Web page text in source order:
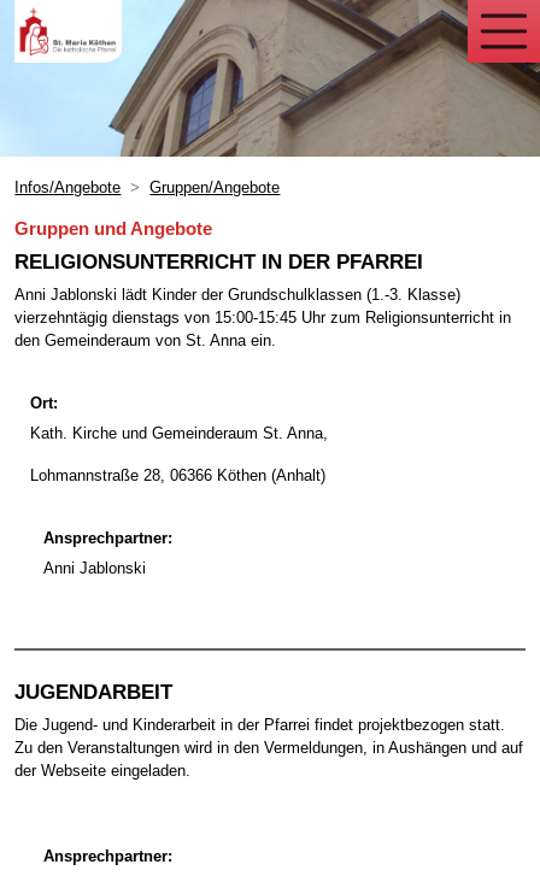
Infos/Angebote Gruppen/Angebote
Gruppen und Angebote
RELIGIONSUNTERRICHT IN DER PFARREI
Anni Jablonski lädt Kinder der Grundschulklassen (1.-3. Klasse)
vierzehntägig dienstags von 15:00-15:45 Uhr zum Religionsunterricht in
den Gemeinderaum von St. Anna ein.
Ort:
Kath. Kirche und Gemeinderaum St. Anna,
Lohmannstraße 28, 06366 Köthen (Anhalt)
Ansprechpartner:
Anni Jablonski
JUGENDARBEIT
Die Jugend- und Kinderarbeit in der Pfarrei findet projektbezogen statt.
Zu den Veranstaltungen wird in den Vermeldungen, in Aushängen und auf
der Webseite eingeladen.
Ansprechpartner: